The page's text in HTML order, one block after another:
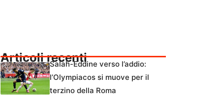
Articoli recentiSalah-Eddine verso l’addio:
l’Olympiacos si muove per il
terzino della Roma